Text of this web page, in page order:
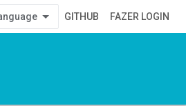
GITHUB FAZER LOGIN